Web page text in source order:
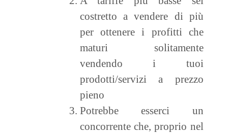
costretto a vendere di più
per ottenere i profitti che
maturi solitamente
vendendo i tuoi
prodotti/servizi a prezzo
pieno
Potrebbe esserci un
concorrente che, proprio nel